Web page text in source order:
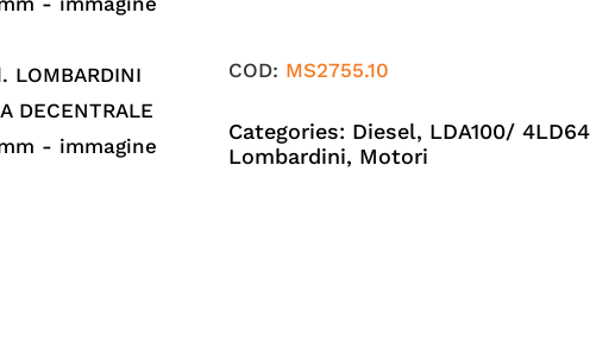
COD: MS2755.10
Categories: Diesel, LDA100/
Lombardini, Motori